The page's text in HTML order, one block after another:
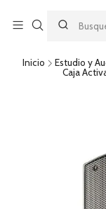
por una compra
acumulable a otras
Inicio Estudio y
Caja